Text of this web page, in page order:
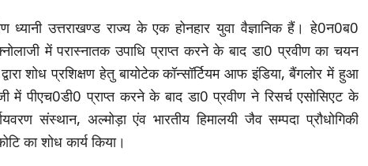
ध्यानी उत्तराखण्ड राज्य के एक होनहार युवा वैज्ञानिक हैं। हे0न0ब0
में परास्नातक उपाधि प्राप्त करने के बाद डा0 प्रवीण का चयन
शोध प्रशिक्षण हेतु बायोटेक कॉन्सॉर्टियम आफ इंडिया, बैंगलोर में हुआ
में पीएच0डी0 प्राप्त करने के बाद डा0 प्रवीण ने रिसर्च एसोसिएट के
संस्थान, अल्मोड़ा एंव भारतीय हिमालयी जैव सम्पदा प्रौधोगिकी
का शोध कार्य किया।